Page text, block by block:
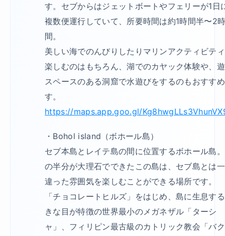
す。セブからはジェットボートやフェリーが1日
複数便運行していて、所要時間は約1時間半〜2
間。
美しい海でのんびりしたりマリンアクティビテ
楽しむのはもちろん、湖でのカヤック体験や、
スペースのある洞窟で水遊びをするのもおすす
す。
https://maps.app.goo.gl/
・Bohol island（ボホール島）
セブ本島とレイテ島の間に位置するボホール島
の半分が大理石でできたこの島は、セブ島とは
違った雰囲気を楽しむことができる場所です。
「チョコレートヒルズ」をはじめ、島に生息す
きな目が特徴の世界最小のメガネザル「ターシ
ャ」、フィリピン最古級のカトリック教会「バ